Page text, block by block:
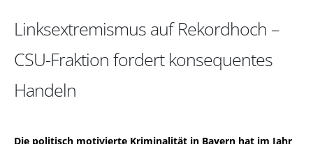
Linksextremismus auf Rekordhoch –
CSU-Fraktion fordert konsequentes
Handeln
Die politisch motivierte Kriminalität in Bayern hat im Jahr